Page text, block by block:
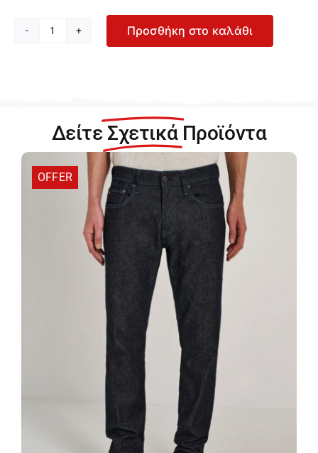
Staff
Παντελόνι
5-
829.761.S2.053
ποσότητα
Προσθήκη στο καλάθι
Δείτε Σχετικά Προϊόντα
OFFER